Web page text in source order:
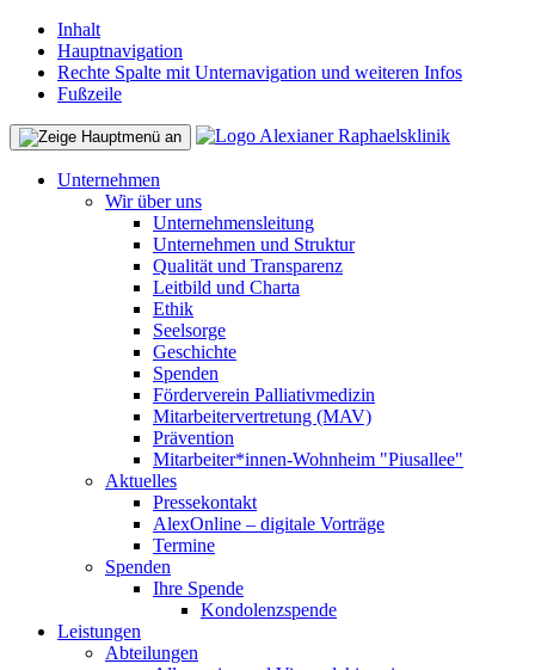
Inhalt
Hauptnavigation
Rechte Spalte mit Unternavigation und weiteren Infos
Fußzeile
Unternehmen
Wir über uns
Unternehmensleitung
Unternehmen und Struktur
Qualität und Transparenz
Leitbild und Charta
Ethik
Seelsorge
Geschichte
Spenden
Förderverein Palliativmedizin
Mitarbeitervertretung (MAV)
Prävention
Mitarbeiter*innen-Wohnheim "Piusallee"
Aktuelles
Pressekontakt
AlexOnline – digitale Vorträge
Termine
Spenden
Ihre Spende
Kondolenzspende
Leistungen
Abteilungen